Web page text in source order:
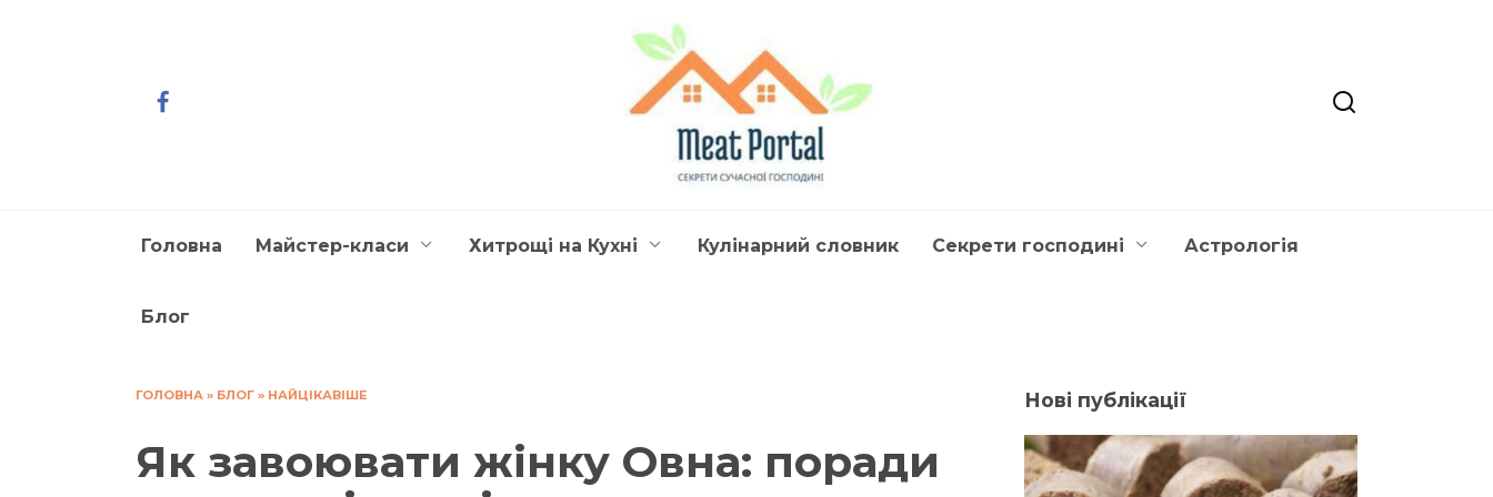
Головна Майстер-класи Хитрощі на Кухні Кулінарний словник Секрети господині Астрологія
Блог
ГОЛОВНА » БЛОГ » НАЙЦІКАВІШЕ
Як завоювати жінку Овна: поради
Нові публікації